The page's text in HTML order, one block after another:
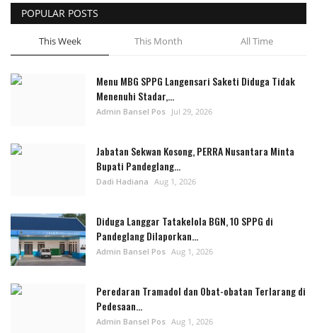
POPULAR POSTS
This Week This Month All Time
Menu MBG SPPG Langensari Saketi Diduga Tidak
Menenuhi Stadar,...
Admin Bansel Pos Jul 29, 2026
Jabatan Sekwan Kosong, PERRA Nusantara Minta
Bupati Pandeglang...
Dadi Hadiana Aug 1, 2026
Diduga Langgar Tatakelola BGN, 10 SPPG di
Pandeglang Dilaporkan...
Admin Bansel Pos Aug 1, 2026
Peredaran Tramadol dan Obat-obatan Terlarang di
Pedesaan...
Admin Bansel Pos Aug 1, 2026